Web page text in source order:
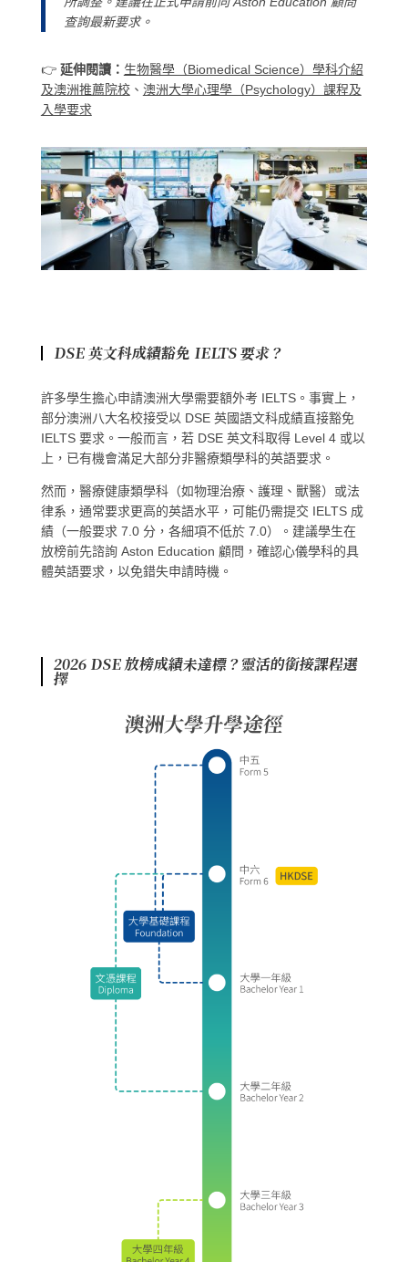
查詢最新要求。
👉 延伸閱讀： 生物醫學（Biomedical Science）學科介紹
及澳洲推薦院校、 澳洲大學心理學（Psychology）課程及
入學要求
DSE 英文科成績豁免 IELTS 要求？
許多學生擔心申請澳洲大學需要額外考 IELTS。事實上，
部分澳洲八大名校接受以 DSE 英國語文科成績直接豁免
IELTS 要求。一般而言，若 DSE 英文科取得 Level 4 或以
上，已有機會滿足大部分非醫療類學科的英語要求。
然而，醫療健康類學科（如物理治療、護理、獸醫）或法
律系，通常要求更高的英語水平，可能仍需提交 IELTS 成
績（一般要求 7.0 分，各細項不低於 7.0）。建議學生在
放榜前先諮詢 Aston Education 顧問，確認心儀學科的具
體英語要求，以免錯失申請時機。
2026 DSE 放榜成績未達標？靈活的銜接課程選
擇